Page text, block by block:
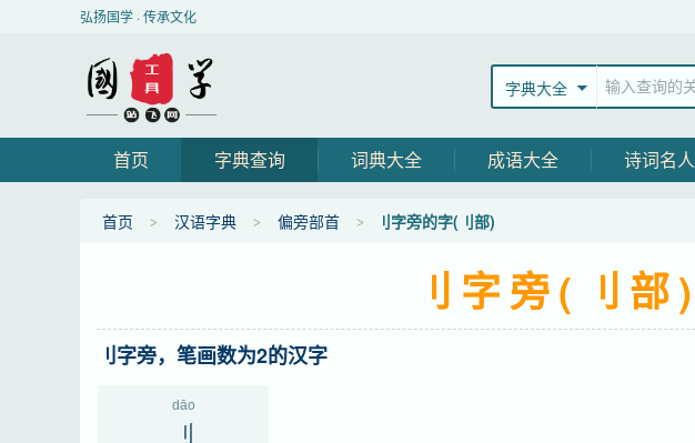
弘扬国学 · 传承文化
字典大全
首页 字典查询 词典大全 成语大全 诗词名人
首页 汉语字典 偏旁部首 刂字旁的字(刂部)
刂字旁(刂部)
刂字旁，笔画数为2的汉字
dāo
刂